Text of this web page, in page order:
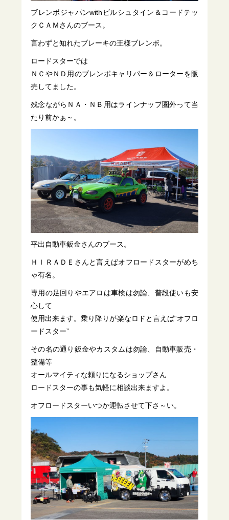
ブレンボジャパンwithビルシュタイン＆コードテッ
クＣＡＭさんのブース。
言わずと知れたブレーキの王様ブレンボ。
ロードスターでは
ＮＣやＮＤ用のブレンボキャリパー＆ローターを販
売してました。
残念ながらＮＡ・ＮＢ用はラインナップ圏外って当
たり前かぁ～。
平出自動車鈑金さんのブース。
ＨＩＲＡＤＥさんと言えばオフロードスターがめち
ゃ有名。
専用の足回りやエアロは車検は勿論、普段使いも安
心して
使用出来ます。乗り降りが楽なロドと言えば“オフロ
ードスター”
その名の通り鈑金やカスタムは勿論、自動車販売・
整備等
オールマイティな頼りになるショップさん
ロードスターの事も気軽に相談出来ますよ。
オフロードスターいつか運転させて下さ～い。